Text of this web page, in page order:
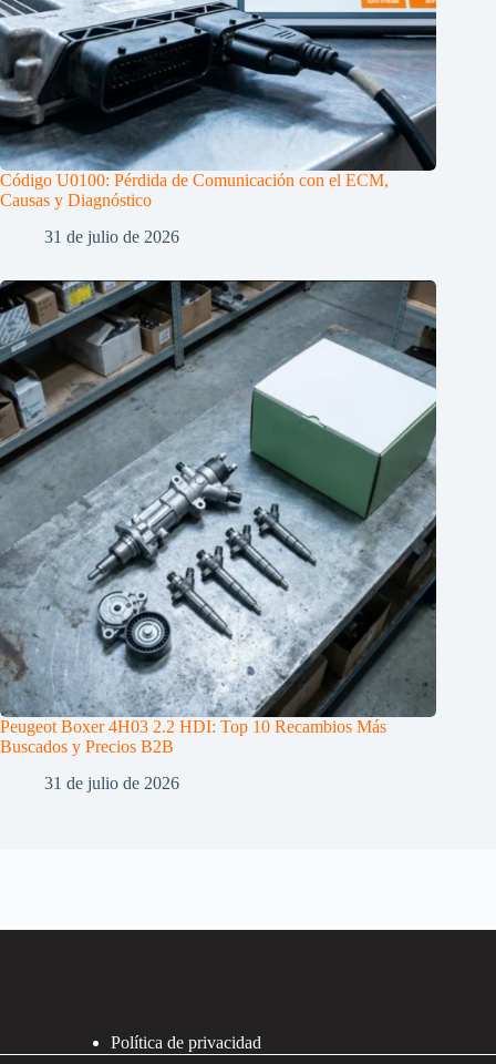
Código U0100: Pérdida de Comunicación con el ECM,
Causas y Diagnóstico
31 de julio de 2026
Peugeot Boxer 4H03 2.2 HDI: Top 10 Recambios Más
Buscados y Precios B2B
31 de julio de 2026
Política de privacidad